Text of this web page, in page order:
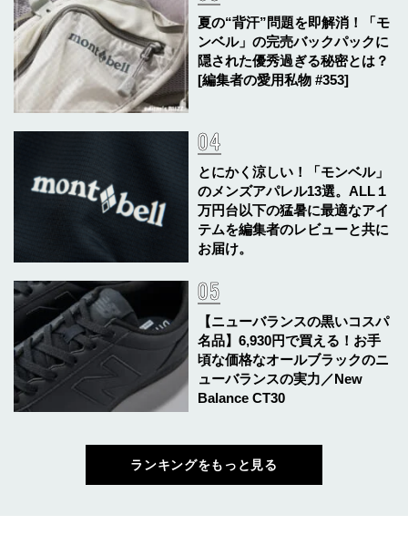
夏の“背汗”問題を即解消！「モ
ンベル」の完売バックパックに
隠された優秀過ぎる秘密とは？
[編集者の愛用私物 #353]
とにかく涼しい！「モンベル」
のメンズアパレル13選。ALL１
万円台以下の猛暑に最適なアイ
テムを編集者のレビューと共に
お届け。
【ニューバランスの黒いコスパ
名品】6,930円で買える！お手
頃な価格なオールブラックのニ
ューバランスの実力／New
Balance CT30
ランキングをもっと見る